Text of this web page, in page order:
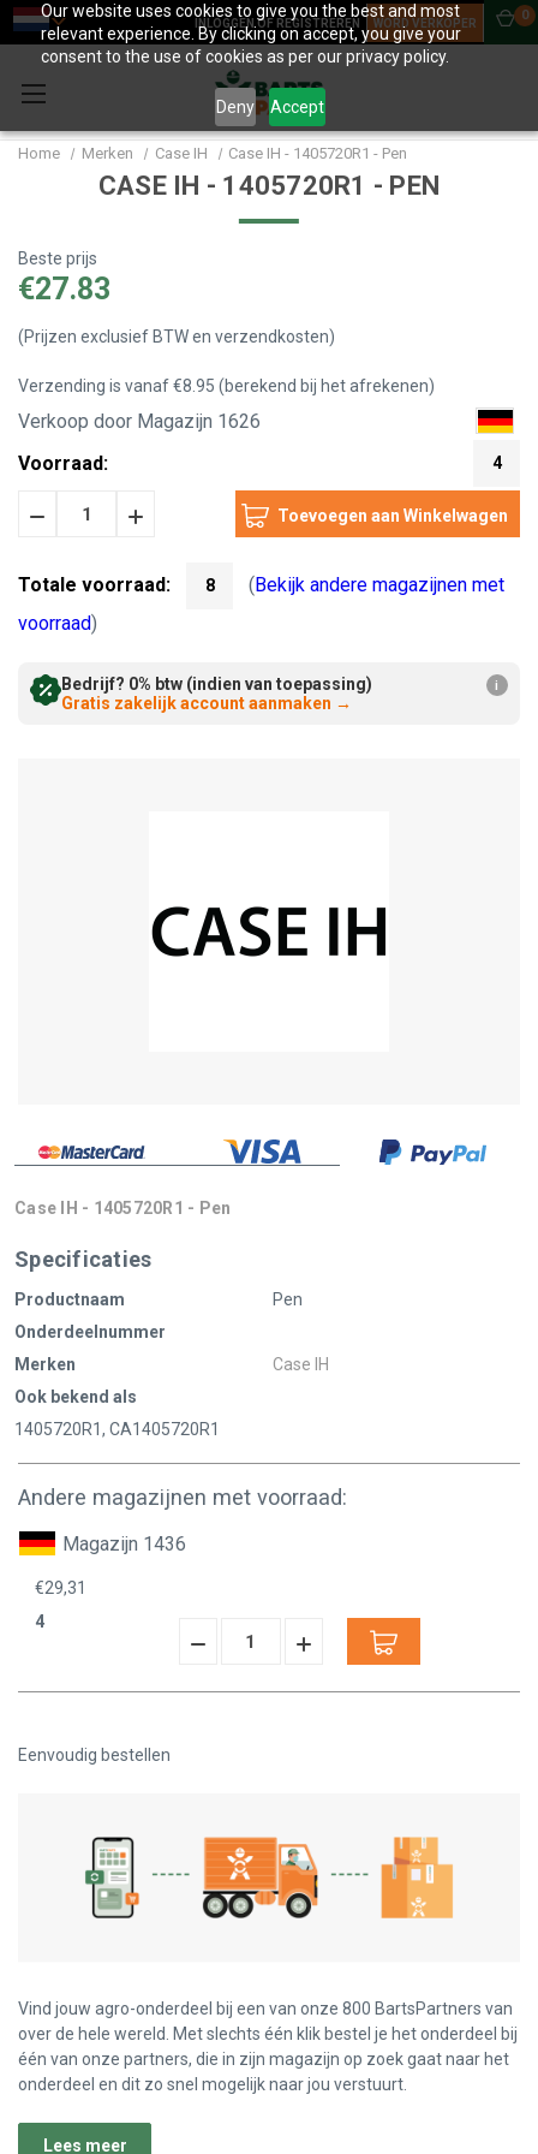
Our website uses cookies to give you the best and most
relevant experience. By clicking on accept, you give your
consent to the use of cookies as per our privacy policy.
Deny Accept
INLOGGEN OF REGISTREREN WORD VERKOPER
0
Home Merken Case IH Case IH - 1405720R1 - Pen
CASE IH - 1405720R1 - PEN
Beste prijs
€27.83
(Prijzen exclusief BTW en verzendkosten)
Verzending is vanaf €8.95 (berekend bij het afrekenen)
Verkoop door Magazijn 1626
Voorraad:
4
HoeveelheidHoeveelheid
Totale voorraad: 8 ( Bekijk andere magazijnen met
voorraad)
Bedrijf? 0% btw (indien van toepassing)
Gratis zakelijk account aanmaken →
i
Case IH - 1405720R1 - Pen
Specificaties
Productnaam
Pen
Onderdeelnummer
Merken
Case IH
Ook bekend als
1405720R1, CA1405720R1
Andere magazijnen met voorraad:
Magazijn 1436
€29,31
4
Hoeveelheid
Verminderen:
Hoeveelheid
verhogen:
Eenvoudig bestellen
Vind jouw agro-onderdeel bij een van onze 800 BartsPartners van
over de hele wereld. Met slechts één klik bestel je het onderdeel bij
één van onze partners, die in zijn magazijn op zoek gaat naar het
onderdeel en dit zo snel mogelijk naar jou verstuurt.
Lees meer